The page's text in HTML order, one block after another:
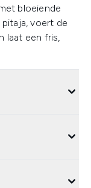
bloeiende
voert de
laat een fris,